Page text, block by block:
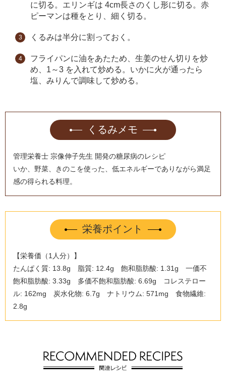
に切る。エリンギは 4cm長さのくし形に切る。赤
ピーマンは種をとり、細く切る。
くるみは半分に割っておく。
フライパンに油をあたため、生姜のせん切りを炒
め、1～3 を入れて炒める。いかに火が通ったら
塩、みりんで調味して炒める。
くるみメモ
管理栄養士 宗像伸子先生 開発の糖尿病のレシピ
いか、野菜、きのこを使った、低エネルギーでありながら満足
感の得られる料理。
栄養ポイント
【栄養価（1人分）】
たんぱく質: 13.8g 脂質: 12.4g 飽和脂肪酸: 1.31g 一価不
飽和脂肪酸: 3.33g 多価不飽和脂肪酸: 6.69g コレステロー
ル: 162mg 炭水化物: 6.7g ナトリウム: 571mg 食物繊維:
2.8g